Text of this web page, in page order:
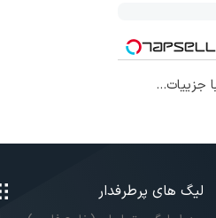
خلافی۱۴۰۴ با جزییات...
لیگ های پرطرفدار